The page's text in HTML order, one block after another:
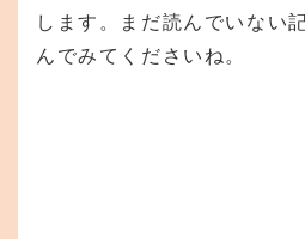
します。まだ読んでいない
んでみてくださいね。